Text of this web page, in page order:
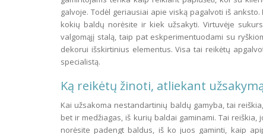
galvoje. Todėl geriausiai apie viską pagalvoti iš anksto.
kokių baldų norėsite ir kiek užsakyti. Virtuvėje
valgomąjį stalą, taip pat eskperimentuodami su
dekorui išskirtinius elementus. Visa tai reikėtų
specialistą.
Ką reikėtų žinoti, atliekant
Kai užsakoma nestandartinių baldų gamyba, tai
bet ir medžiagas, iš kurių baldai gaminami. Tai
norėsite padengt baldus, iš ko juos gaminti, kaip